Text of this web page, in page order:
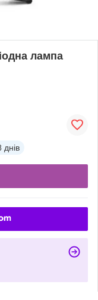
лампа
днів